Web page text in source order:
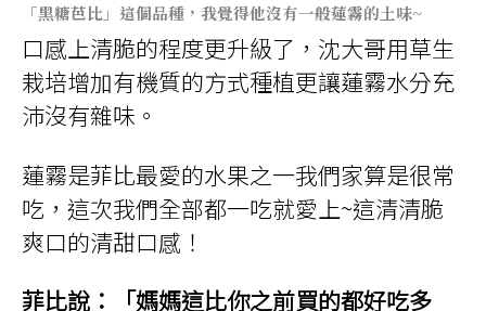
「黑糖芭比」這個品種，我覺得他沒有一般蓮霧的土味~
口感上清脆的程度更升級了，沈大哥用草生
栽培增加有機質的方式種植更讓蓮霧水分充
沛沒有雜味。
蓮霧是菲比最愛的水果之一我們家算是很常
吃，這次我們全部都一吃就愛上~這清清脆
爽口的清甜口感！
菲比說：「媽媽這比你之前買的都好吃多